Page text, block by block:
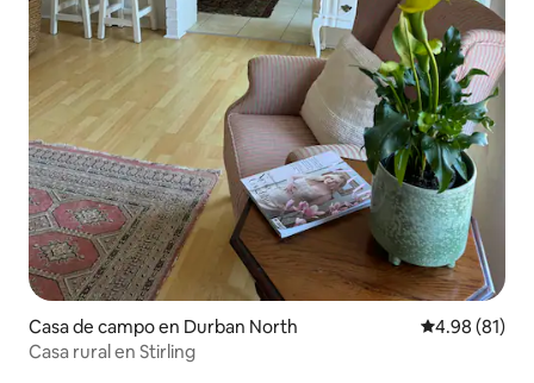
Casa de campo en Durban North Calificación
4.98 (81)
Casa rural en Stirling